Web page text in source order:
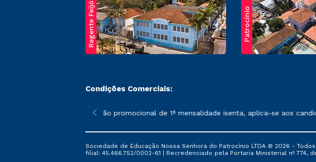
Regente Feijó Patrocínio
Condições Comerciais:
sofrer alterações nos períodos de rematrícula conforme exposto no contrato de
*A condição promocional de 1ª mensalidade isenta, aplica-se aos
Sociedade de Educação Nossa Senhora do Patrocínio LTDA © 2026 -
filial: 45.466.752/0002-61 | Recredenciado pela Portaria Ministerial nº 774,